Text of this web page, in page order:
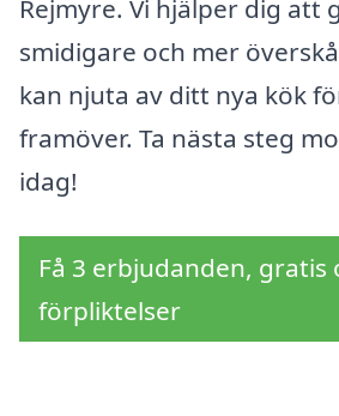
Rejmyre. Vi hjälper dig att
smidigare och mer
kan njuta av ditt nya kök
framöver. Ta nästa steg
idag!
Få 3 erbjudanden, gratis
förpliktelser